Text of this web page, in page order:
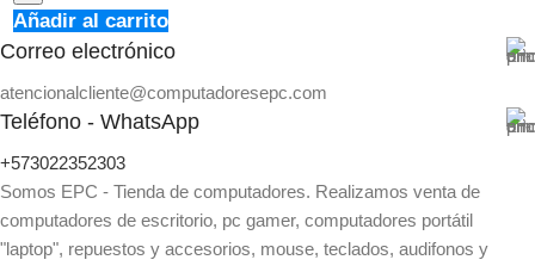
Añadir al carrito
Correo electrónico
atencionalcliente@computadoresepc.com
Teléfono - WhatsApp
+573022352303
Somos EPC - Tienda de computadores. Realizamos venta de
computadores de escritorio, pc gamer, computadores portátil
"laptop", repuestos y accesorios, mouse, teclados, audifonos y